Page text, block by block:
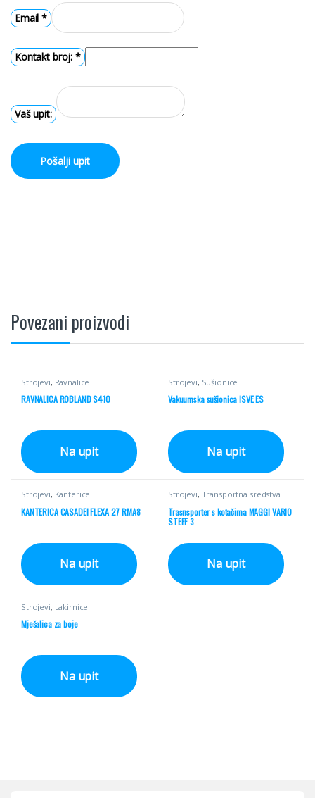
Email*
Kontakt broj:*
Vaš upit:
Pošalji upit
Povezani proizvodi
Strojevi, Ravnalice
RAVNALICA ROBLAND S410
Na upit
Strojevi, Sušionice
Vakuumska sušionica ISVE ES
Na upit
Strojevi, Kanterice
KANTERICA CASADEI FLEXA 27 RMA8
Na upit
Strojevi, Transportna sredstva
Trasnsporter s kotačima MAGGI VARIO
STEFF 3
Na upit
Strojevi, Lakirnice
Mješalica za boje
Na upit